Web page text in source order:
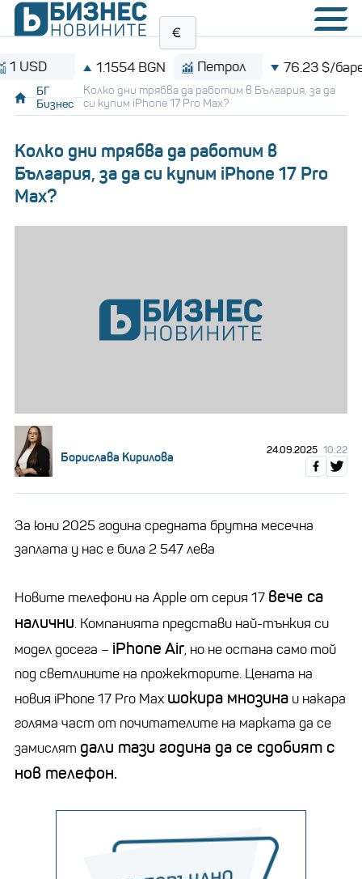
1.1554 BGN Петрол 76.23 $/барел
БГ
Бизнес
Колко дни трябва да работим в България, за да
си купим iPhone 17 Pro Max?
Колко дни трябва да работим в
България, за да си купим iPhone 17 Pro
Max?
Борислава Кирилова 24.09.2025 10:22
За юни 2025 година средната брутна месечна
заплата у нас е била 2 547 лева
Новите телефони на Apple от серия 17 вече са
налични. Компанията представи най-тънкия си
модел досега – iPhone Air, но не остана само той
под светлините на прожекторите. Цената на
новия iPhone 17 Pro Max шокира мнозина и накара
голяма част от почитателите на марката да се
замислят дали тази година да се сдобият с
нов телефон.